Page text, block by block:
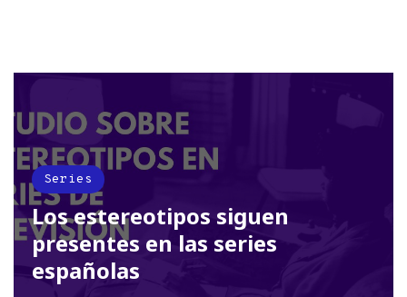
Series
Los estereotipos siguen
presentes en las series
españolas